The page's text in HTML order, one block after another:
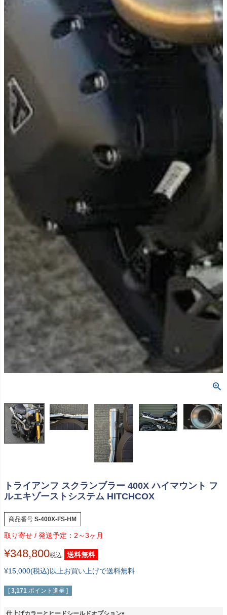
トライアンフ スクランブラー 400X ハイマウント フ
ルエキゾーストシステム HITCHCOX
商品番号 S-400X-FS-HM
2～3ヶ月
¥348,800税込
送料無料
¥15,000(税込)以上お買い上げで送料無料
[ 3,171 ポイント進呈 ]
仕上げカラーとヒードシールドオプション